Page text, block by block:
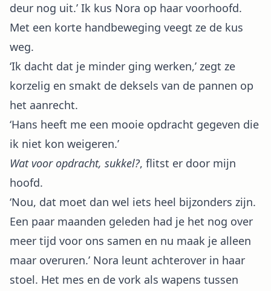
deur nog uit.’ Ik kus Nora op haar voorhoofd.
Met een korte handbeweging veegt ze de kus
weg.
‘Ik dacht dat je minder ging werken,’ zegt ze
korzelig en smakt de deksels van de pannen op
het aanrecht.
‘Hans heeft me een mooie opdracht gegeven die
ik niet kon weigeren.’
Wat voor opdracht, sukkel?, flitst er door mijn
hoofd.
‘Nou, dat moet dan wel iets heel bijzonders zijn.
Een paar maanden geleden had je het nog over
meer tijd voor ons samen en nu maak je alleen
maar overuren.’ Nora leunt achterover in haar
stoel. Het mes en de vork als wapens tussen